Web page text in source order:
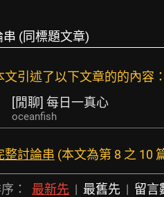
串 (同標題文章)
文引述了以下文章的的內容：
[閒聊] 每日一真心
oceanfish
整討論串 (本文為第 8 之 10
： 最新先 | 最舊先 | 留言